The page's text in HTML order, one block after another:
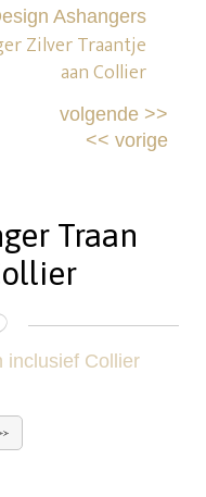
Ashangers
Zilver Traantje
aan Collier
volgende>>
<< vorige
Traan